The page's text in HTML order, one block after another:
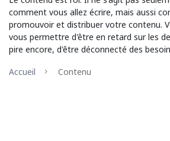
comment vous allez écrire, mais aussi
promouvoir et distribuer votre contenu.
vous permettre d'être en retard sur les
pire encore, d'être déconnecté des
Accueil
Contenu